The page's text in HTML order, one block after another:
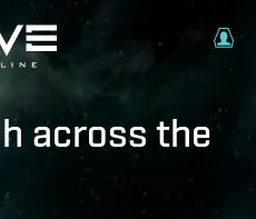
across the